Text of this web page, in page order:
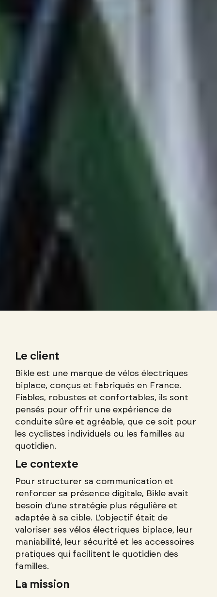
Le client
Bikle est une marque de vélos électriques
biplace, conçus et fabriqués en France.
Fiables, robustes et confortables, ils sont
pensés pour offrir une expérience de
conduite sûre et agréable, que ce soit pour
les cyclistes individuels ou les familles au
quotidien.
Le contexte
Pour structurer sa communication et
renforcer sa présence digitale, Bikle avait
besoin d’une stratégie plus régulière et
adaptée à sa cible. L’objectif était de
valoriser ses vélos électriques biplace, leur
maniabilité, leur sécurité et les accessoires
pratiques qui facilitent le quotidien des
familles.
La mission